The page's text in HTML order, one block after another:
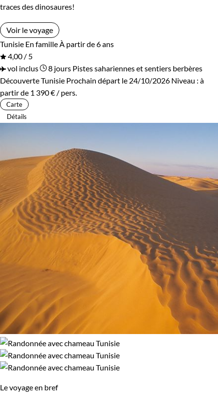
traces des dinosaures!
Voir le voyage
Tunisie En famille À partir de 6 ans
4,00 / 5
vol inclus
8 jours Pistes sahariennes et sentiers berbères
Découverte Tunisie Prochain départ le 24/10/2026 Niveau : à
partir de 1 390 € / pers.
Carte
Détails
Le voyage en bref